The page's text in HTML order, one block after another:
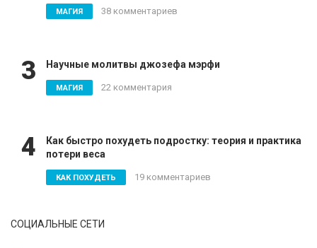
МАГИЯ 38 комментариев
3 Научные молитвы джозефа мэрфи
МАГИЯ 22 комментария
4
Как быстро похудеть подростку: теория и практика
потери веса
КАК ПОХУДЕТЬ 19 комментариев
СОЦИАЛЬНЫЕ СЕТИ